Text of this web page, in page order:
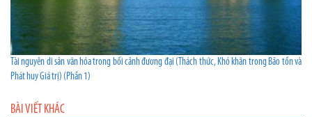
Tài nguyên di sản văn hóa trong bối cảnh đương đại (Thách thức, Khó khăn trong Bảo tồn và
Phát huy Giá trị) (Phần 1)
BÀI VIẾT KHÁC